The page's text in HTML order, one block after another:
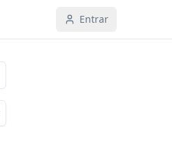
Entrar